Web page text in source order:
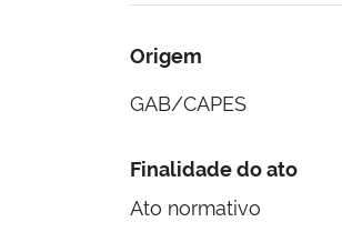
Origem
GAB/CAPES
Finalidade do ato
Ato normativo